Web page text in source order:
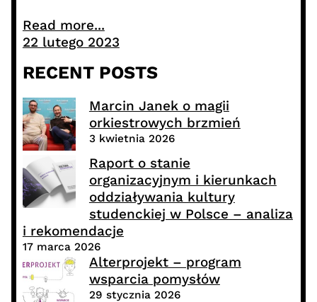
Read more...
22 lutego 2023
RECENT POSTS
Marcin Janek o magii
orkiestrowych brzmień
3 kwietnia 2026
Raport o stanie
organizacyjnym i kierunkach
oddziaływania kultury
studenckiej w Polsce – analiza
i rekomendacje
17 marca 2026
Alterprojekt – program
wsparcia pomysłów
29 stycznia 2026